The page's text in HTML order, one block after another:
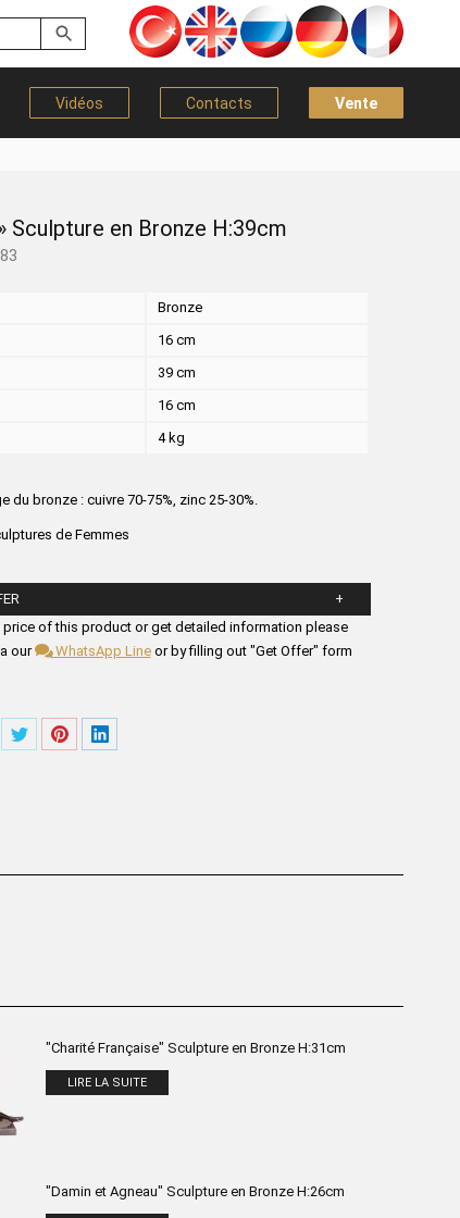
Vidéos Contacts Vente
Sculpture en Bronze H:39cm
Bronze
16 cm
39 cm
16 cm
4 kg
du bronze : cuivre 70-75%, zinc 25-30%.
de Femmes
form fields below.
price of this product or get detailed information please
our
WhatsApp Lineor by filling out "Get Offer" form
PartagerPartagerPartager
"Charité Française" Sculpture en Bronze H:31cm
LIRE LA SUITE
"Damin et Agneau" Sculpture en Bronze H:26cm